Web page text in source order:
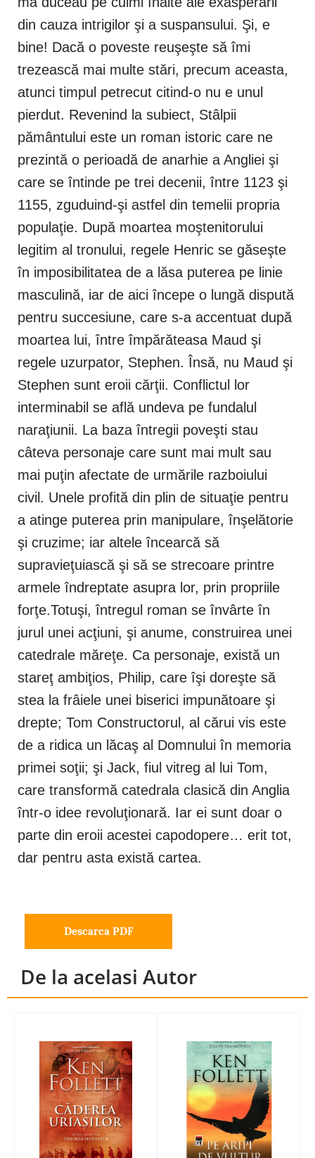
din cauza intrigilor şi a suspansului. Şi, e
bine! Dacă o poveste reuşeşte să îmi
trezească mai multe stări, precum aceasta,
atunci timpul petrecut citind-o nu e unul
pierdut. Revenind la subiect, Stâlpii
pământului este un roman istoric care ne
prezintă o perioadă de anarhie a Angliei şi
care se întinde pe trei decenii, între 1123 şi
1155, zguduind-şi astfel din temelii propria
populaţie. După moartea moştenitorului
legitim al tronului, regele Henric se găseşte
în imposibilitatea de a lăsa puterea pe linie
masculină, iar de aici începe o lungă dispută
pentru succesiune, care s-a accentuat după
moartea lui, între împărăteasa Maud şi
regele uzurpator, Stephen. Însă, nu Maud şi
Stephen sunt eroii cărţii. Conflictul lor
interminabil se află undeva pe fundalul
naraţiunii. La baza întregii poveşti stau
câteva personaje care sunt mai mult sau
mai puţin afectate de urmările razboiului
civil. Unele profită din plin de situaţie pentru
a atinge puterea prin manipulare, înşelătorie
şi cruzime; iar altele încearcă să
supravieţuiască şi să se strecoare printre
armele îndreptate asupra lor, prin propriile
forţe.Totuşi, întregul roman se învârte în
jurul unei acţiuni, şi anume, construirea unei
catedrale măreţe. Ca personaje, există un
stareţ ambiţios, Philip, care îşi doreşte să
stea la frâiele unei biserici impunătoare şi
drepte; Tom Constructorul, al cărui vis este
de a ridica un lăcaş al Domnului în memoria
primei soţii; şi Jack, fiul vitreg al lui Tom,
care transformă catedrala clasică din Anglia
într-o idee revoluţionară. Iar ei sunt doar o
parte din eroii acestei capodopere… erit tot,
dar pentru asta există cartea.
Descarca PDF
De la acelasi Autor